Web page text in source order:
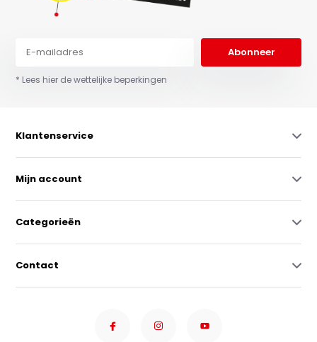
Abonneer
* Lees hier de wettelijke beperkingen
Klantenservice
Mijn account
Categorieën
Contact